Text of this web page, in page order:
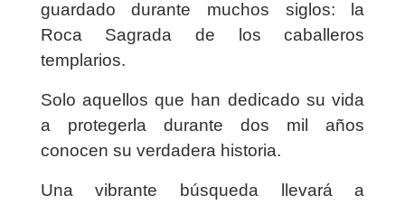
guardado durante muchos siglos: la
Roca Sagrada de los caballeros
templarios.
Solo aquellos que han dedicado su vida
a protegerla durante dos mil años
conocen su verdadera historia.
Una vibrante búsqueda llevará a